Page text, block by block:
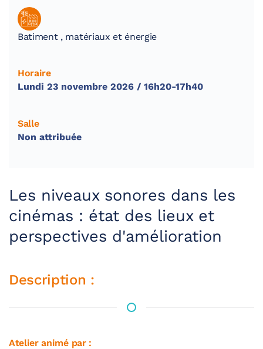
Batiment , matériaux et énergie
Horaire
Lundi 23 novembre 2026 / 16h20-17h40
Salle
Non attribuée
Les niveaux sonores dans les
cinémas : état des lieux et
perspectives d'amélioration
Description :
Atelier animé par :